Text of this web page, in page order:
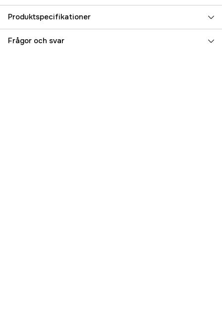
Produktspecifikationer
Låsning Kodlås
Frågor och svar